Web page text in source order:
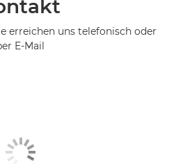
erreichen uns telefonisch oder
E-Mail